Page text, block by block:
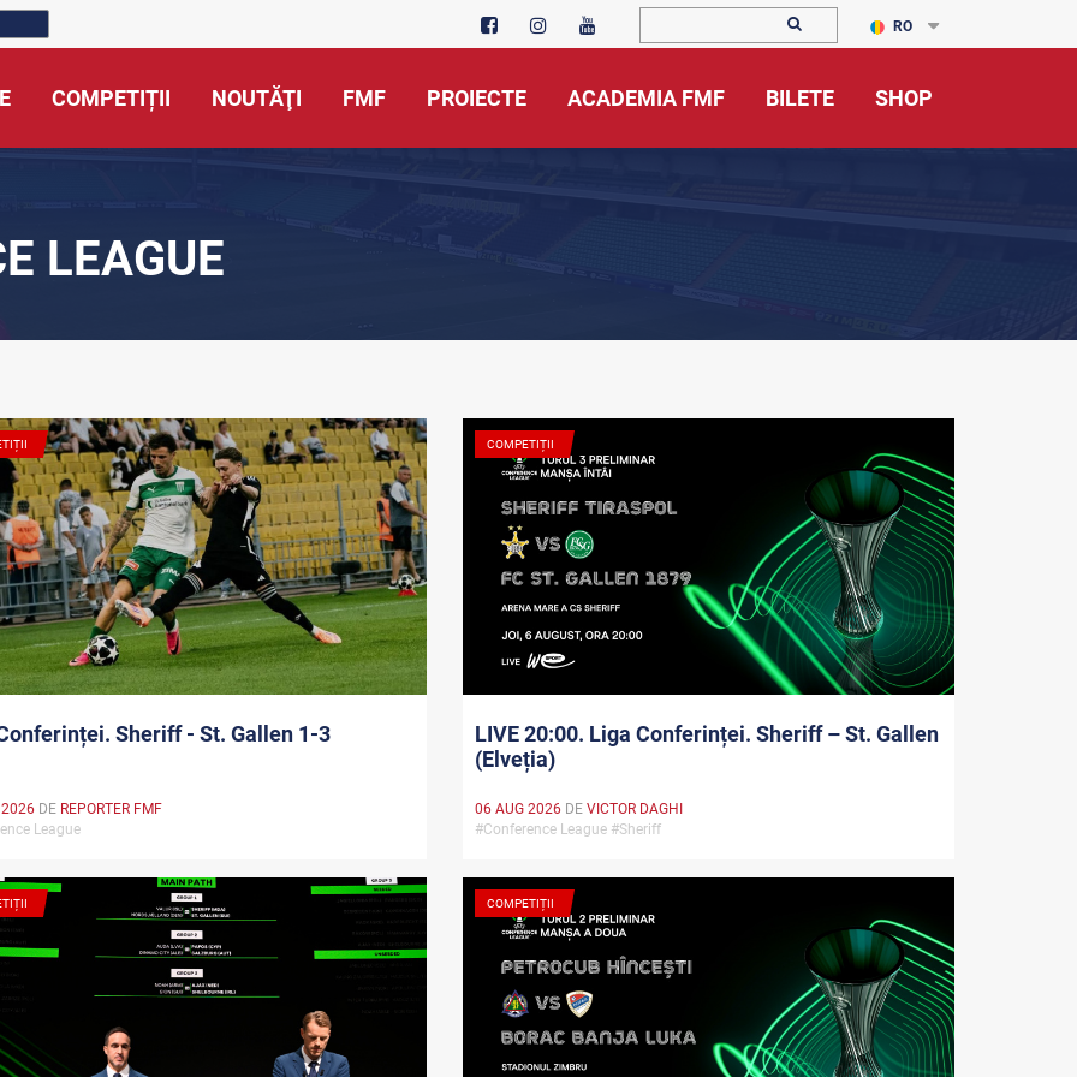
RO
COMPETIȚII NOUTĂŢI FMF PROIECTE ACADEMIA FMF BILETE SHOP
LEAGUE
Sheriff - St. Gallen 1-3
DE REPORTER FMF
League
COMPETIȚII
LIVE 20:00. Liga Conferinței. Sheriff – St. Gallen
(Elveția)
06 AUG 2026 DEVICTOR DAGHI
#Conference League #Sheriff
COMPETIȚII